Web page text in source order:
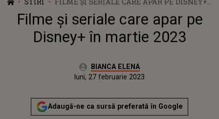
ÎN MARTIE 2023
Filme și seriale care apar pe
Disney+ în martie 2023
Autor:BIANCA ELENA
Publicat:
luni, 27 februarie 2023
Adaugă-ne ca sursă preferată în Google